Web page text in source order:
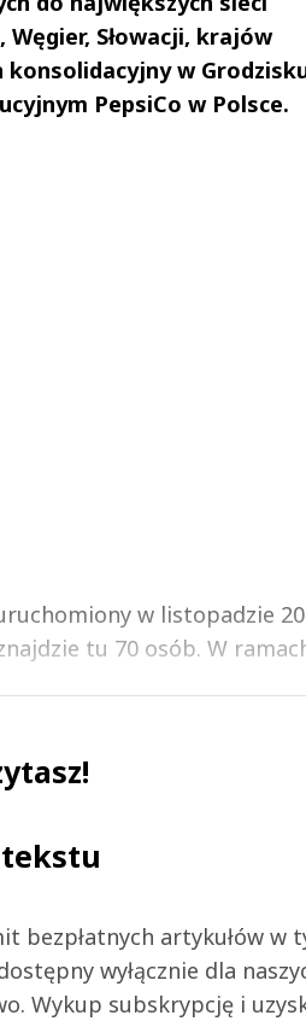
Słowacji, krajów
konsolidacyjny w
PepsiCo w Polsce.
w listopadzie
tu 70 osób. W
tekstu
bezpłatnych artykułów w
wyłącznie dla
Wykup subskrypcję i